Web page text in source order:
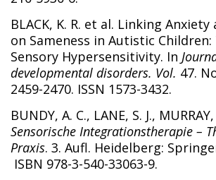
BLACK, K. R. et al. Linking
on Sameness in Autistic Children:
Sensory Hypersensitivity. In
developmental disorders. Vol. 47.
2459-2470. ISSN 1573-3432.
BUNDY, A. C., LANE, S. J., MURRAY,
Sensorische Integrationstherapie –
Praxis. 3. Aufl. Heidelberg:
ISBN 978-3-540-33063-9.